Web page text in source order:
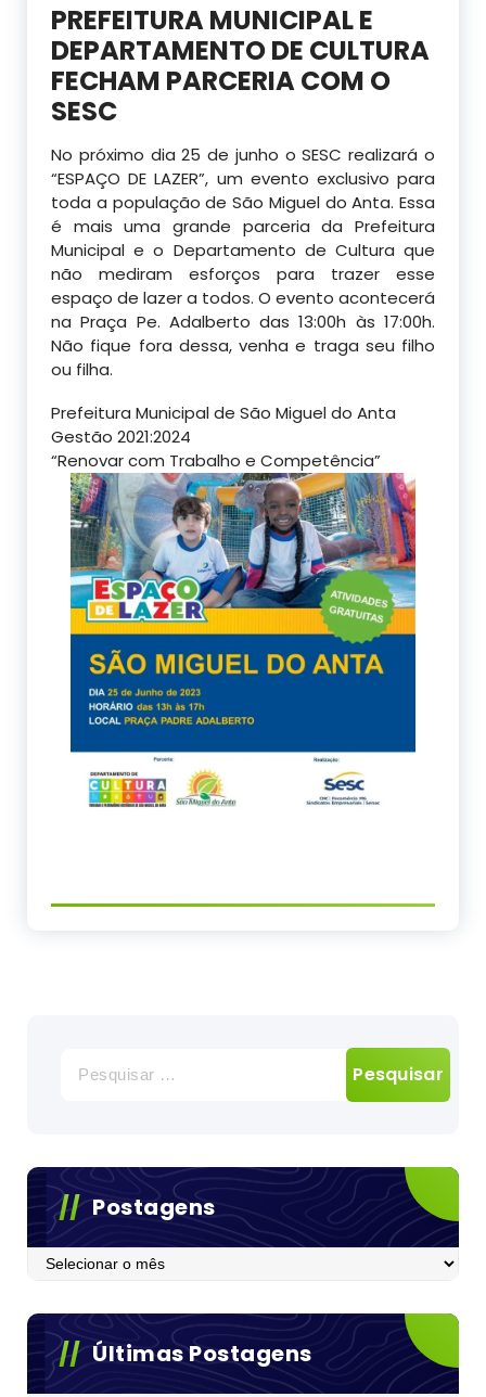
PREFEITURA MUNICIPAL E
DEPARTAMENTO DE CULTURA
FECHAM PARCERIA COM O
SESC
No próximo dia 25 de junho o SESC realizará o
“ESPAÇO DE LAZER”, um evento exclusivo para
toda a população de São Miguel do Anta. Essa
é mais uma grande parceria da Prefeitura
Municipal e o Departamento de Cultura que
não mediram esforços para trazer esse
espaço de lazer a todos. O evento acontecerá
na Praça Pe. Adalberto das 13:00h às 17:00h.
Não fique fora dessa, venha e traga seu filho
ou filha.
Prefeitura Municipal de São Miguel do Anta
Gestão 2021:2024
“Renovar com Trabalho e Competência”
por:
Postagens
Postagens
Últimas Postagens